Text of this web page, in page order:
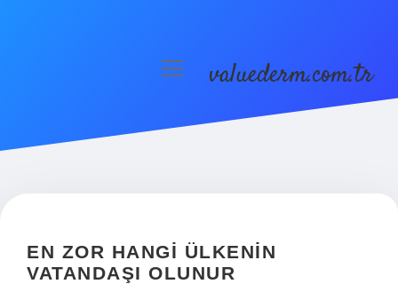
menüyüvaluederm.com.tr
EN ZOR HANGI ÜLKENIN
VATANDAŞI OLUNUR